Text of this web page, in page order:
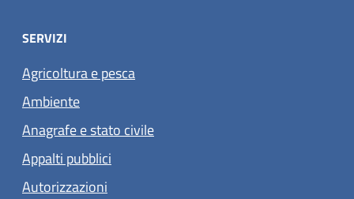
SERVIZI
Agricoltura e pesca
Ambiente
Anagrafe e stato civile
Appalti pubblici
Autorizzazioni